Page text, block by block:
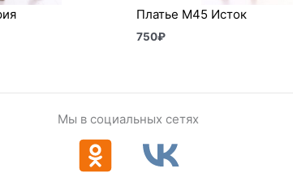
Платье М45 Исток
750₽
Мы в социальных сетях